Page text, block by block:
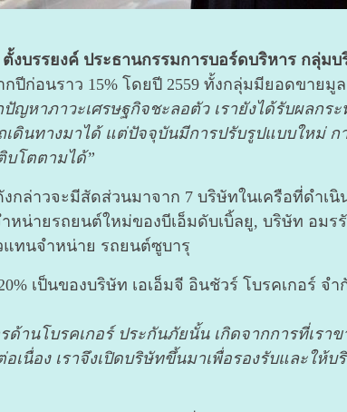
งบรรยงค์ ประธานกรรมการบอร์ดบริหาร กลุ่ม
กปีก่อนราว 15% โดยปี 2559 ทั้งกลุ่มมียอดขาย
ญหาภาวะเศรษฐกิจชะลอตัว เรายังได้รับผลก
ดินทางมาได้ แต่ปัจจุบันมีการปรับรูปแบบใหม่
บโตตามได้”
กล่าวจะมีสัดส่วนมาจาก 7 บริษัทในเครือที่ดำเ
หน่ายรถยนต์ใหม่ของบีเอ็มดับเบิ้ลยู, บริษัท อม
แทนจำหน่าย รถยนต์ซูบารุ
เป็นของบริษัท เอเอ็มจี อินชัวร์ โบรคเกอร์
ด้านโบรคเกอร์ ประกันภัยนั้น เกิดจากการที่เร
เนื่อง เราจึงเปิดบริษัทขึ้นมาเพื่อรองรับและให้